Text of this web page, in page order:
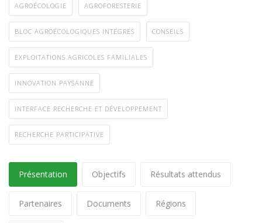
AGROÉCOLOGIE AGROFORESTERIE
BLOC AGROÉCOLOGIQUES INTÉGRÉS CONSEILS
EXPLOITATIONS AGRICOLES FAMILIALES
INNOVATION PAYSANNE
INTERFACE RECHERCHE ET DÉVELOPPEMENT
RECHERCHE PARTICIPATIVE
Présentation Objectifs Résultats attendus
Partenaires Documents Régions